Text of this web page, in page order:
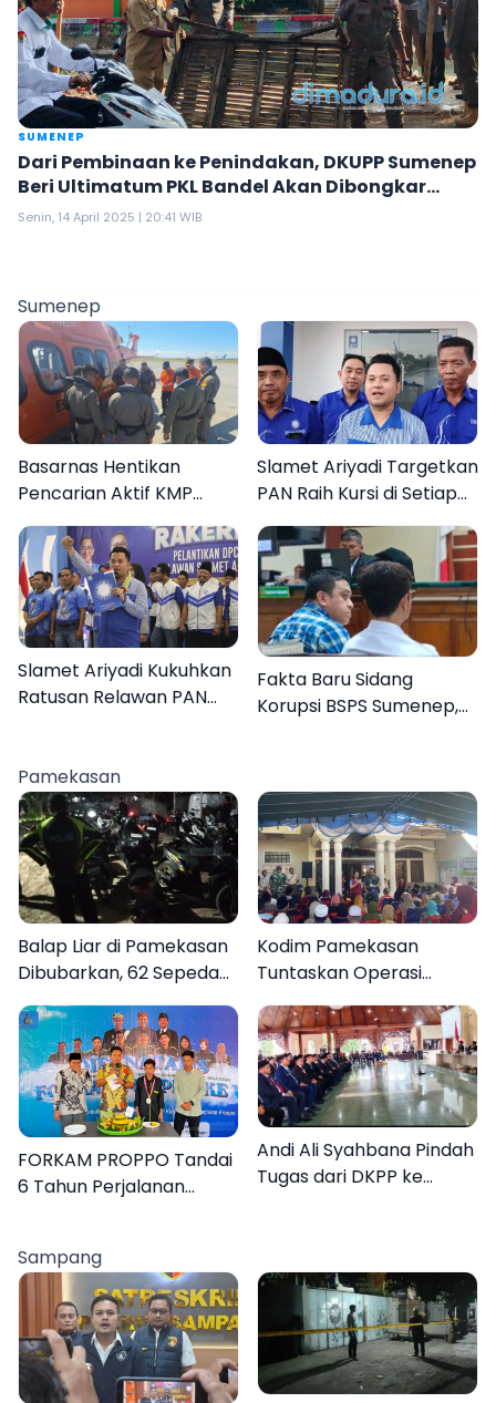
SUMENEP
Dari Pembinaan ke Penindakan, DKUPP Sumenep
Beri Ultimatum PKL Bandel Akan Dibongkar
Paksa
Senin, 14 April 2025 | 20:41 WIB
Sumenep
Basarnas Hentikan
Pencarian Aktif KMP
Orang Masih Hilang
Slamet Ariyadi Targetkan
PAN Raih Kursi di Setiap
2029
Slamet Ariyadi Kukuhkan
Ratusan Relawan PAN
Rakyat
Fakta Baru Sidang
Korupsi BSPS Sumenep,
Pamekasan
Balap Liar di Pamekasan
Dibubarkan, 62 Sepeda
Motor Diamankan
Kodim Pamekasan
Tuntaskan Operasi
Katarak Gratis, 160
Warga Kembali Melihat
Lebih Jelas
FORKAM PROPPO Tandai
6 Tahun Perjalanan
Organisasi
Andi Ali Syahbana Pindah
Tugas dari DKPP ke
Sampang